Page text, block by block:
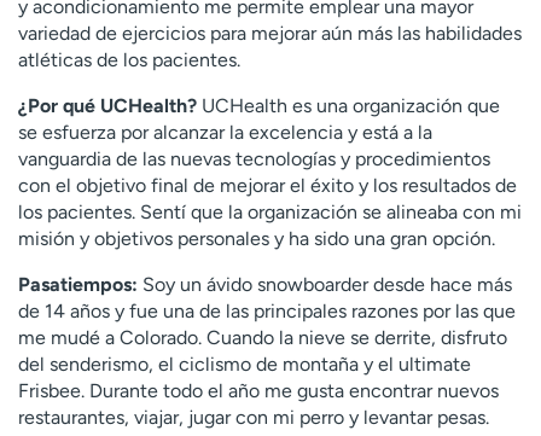
a
m
e
a
e
n
c
o
n
r
a
r
y acondicionamiento me permite emplear una mayor
variedad de ejercicios para mejorar aún más las habilidades
atléticas de los pacientes.
¿Por qué UCHealth? UCHealth es una organización que
se esfuerza por alcanzar la excelencia y está a la
vanguardia de las nuevas tecnologías y procedimientos
con el objetivo final de mejorar el éxito y los resultados de
los pacientes. Sentí que la organización se alineaba con mi
misión y objetivos personales y ha sido una gran opción.
Pasatiempos: Soy un ávido snowboarder desde hace más
de 14 años y fue una de las principales razones por las que
me mudé a Colorado. Cuando la nieve se derrite, disfruto
del senderismo, el ciclismo de montaña y el ultimate
Frisbee. Durante todo el año me gusta encontrar nuevos
restaurantes, viajar, jugar con mi perro y levantar pesas.